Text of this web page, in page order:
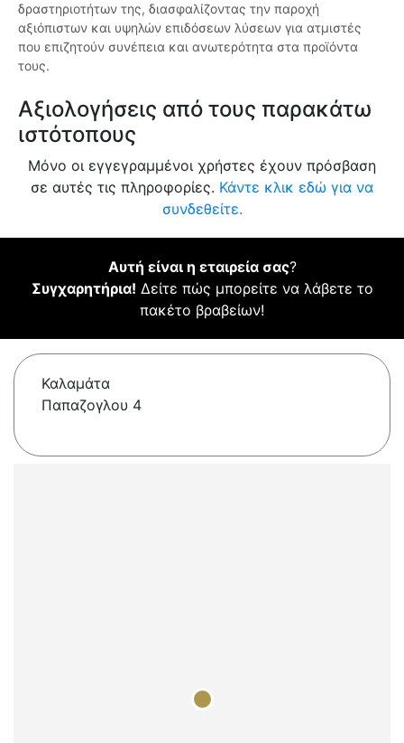
δραστηριοτήτων της, διασφαλίζοντας την παροχή
αξιόπιστων και υψηλών επιδόσεων λύσεων για ατμιστές
που επιζητούν συνέπεια και ανωτερότητα στα προϊόντα
τους.
Αξιολογήσεις από τους παρακάτω
ιστότοπους
Μόνο οι εγγεγραμμένοι χρήστες έχουν πρόσβαση
σε αυτές τις πληροφορίες. Κάντε κλικ εδώ για να
συνδεθείτε.
Αυτή είναι η εταιρεία σας?
Συγχαρητήρια! Δείτε πώς μπορείτε να λάβετε το
πακέτο βραβείων!
Καλαμάτα
Παπαζογλου 4